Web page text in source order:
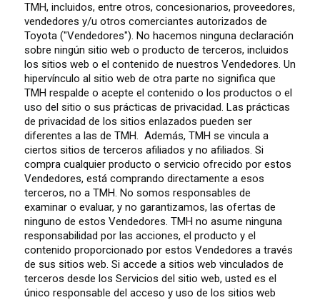
TMH, incluidos, entre otros, concesionarios, proveedores,
vendedores y/u otros comerciantes autorizados de
Toyota ("Vendedores"). No hacemos ninguna declaración
sobre ningún sitio web o producto de terceros, incluidos
los sitios web o el contenido de nuestros Vendedores. Un
hipervínculo al sitio web de otra parte no significa que
TMH respalde o acepte el contenido o los productos o el
uso del sitio o sus prácticas de privacidad. Las prácticas
de privacidad de los sitios enlazados pueden ser
diferentes a las de TMH. Además, TMH se vincula a
ciertos sitios de terceros afiliados y no afiliados. Si
compra cualquier producto o servicio ofrecido por estos
Vendedores, está comprando directamente a esos
terceros, no a TMH. No somos responsables de
examinar o evaluar, y no garantizamos, las ofertas de
ninguno de estos Vendedores. TMH no asume ninguna
responsabilidad por las acciones, el producto y el
contenido proporcionado por estos Vendedores a través
de sus sitios web. Si accede a sitios web vinculados de
terceros desde los Servicios del sitio web, usted es el
único responsable del acceso y uso de los sitios web